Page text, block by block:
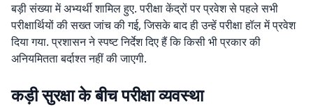
बड़ी संख्या में अभ्यर्थी शामिल हुए. परीक्षा केंद्रों पर प्रवेश से पहले सभी
परीक्षार्थियों की सख्त जांच की गई, जिसके बाद ही उन्हें परीक्षा हॉल में प्रवेश
दिया गया. प्रशासन ने स्पष्ट निर्देश दिए हैं कि किसी भी प्रकार की
अनियमितता बर्दाश्त नहीं की जाएगी.
कड़ी सुरक्षा के बीच परीक्षा व्यवस्था